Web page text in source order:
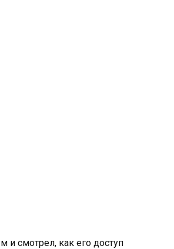
и смотрел, как его доступ